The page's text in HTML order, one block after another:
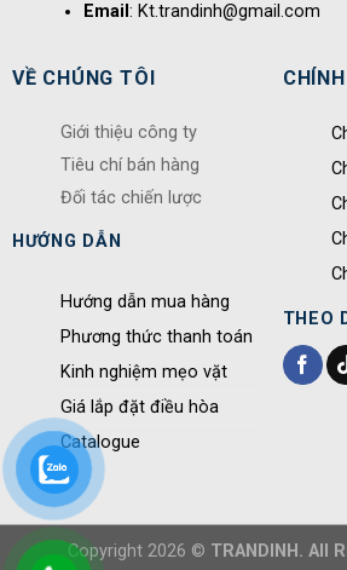
Email: Kt.trandinh@gmail.com
VỀ CHÚNG TÔI
Giới thiệu công ty
Tiêu chí bán hàng
Đối tác chiến lược
HƯỚNG DẪN
Hướng dẫn mua hàng
Phương thức thanh toán
Kinh nghiệm mẹo vặt
Giá lắp đặt điều hòa
Catalogue
THEO
Copyright 2026 © TRANDINH. All